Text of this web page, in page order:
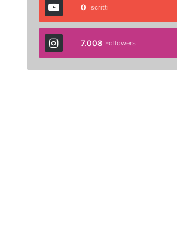
0 Iscritti
7.008 Followers